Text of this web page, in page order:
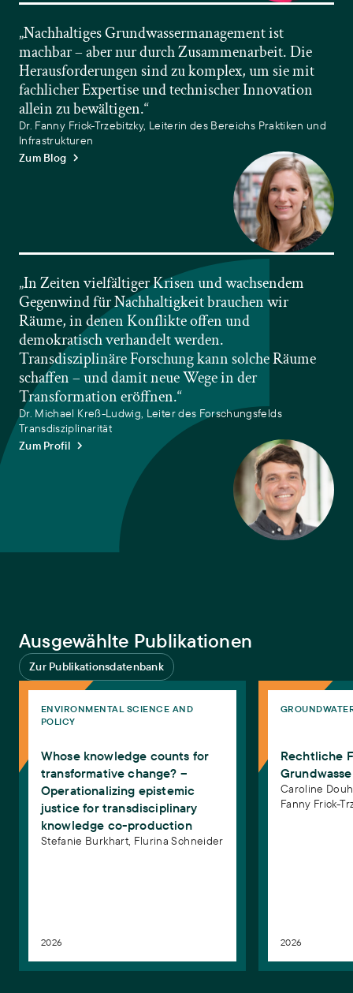
„Nachhaltiges Grundwassermanagement ist
machbar – aber nur durch Zusammenarbeit. Die
Herausforderungen sind zu komplex, um sie mit
fachlicher Expertise und technischer Innovation
allein zu bewältigen.“
Dr. Fanny Frick-Trzebitzky, Leiterin des Bereichs Praktiken und
Infrastrukturen
Zum Blog
„In Zeiten vielfältiger Krisen und wachsendem
Gegenwind für Nachhaltigkeit brauchen wir
Räume, in denen Konflikte offen und
demokratisch verhandelt werden.
Transdisziplinäre Forschung kann solche Räume
schaffen – und damit neue Wege in der
Transformation eröffnen.“
Dr. Michael Kreß-Ludwig, Leiter des Forschungsfelds
Transdisziplinarität
Zum Profil
Ausgewählte Publikationen
Zur Publikationsdatenbank
Whose knowledge counts for transformative change? –
ENVIRONMENTAL SCIENCE AND
POLICY
Whose knowledge counts for
transformative change? –
Operationalizing epistemic
justice for transdisciplinary
knowledge co-production
Stefanie Burkhart, Flurina Schneider
2026
Rechtliche
Rechtliche
Caroline
Fanny Frick-
2026